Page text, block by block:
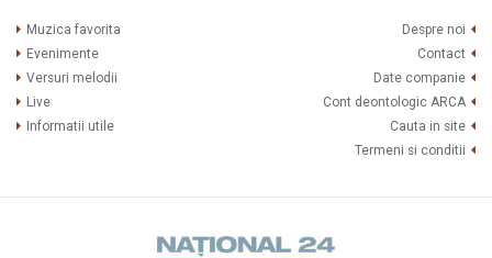
Muzica favorita
Evenimente
Versuri melodii
Live
Informatii utile
Despre noi
Contact
Date companie
Cont deontologic ARCA
Cauta in site
Termeni si conditii